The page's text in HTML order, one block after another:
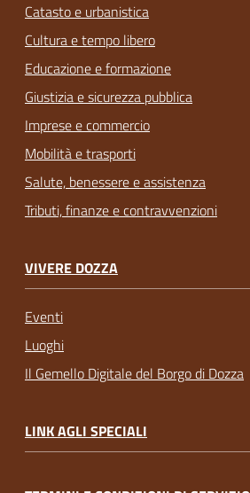
Catasto e urbanistica
Cultura e tempo libero
Educazione e formazione
Giustizia e sicurezza pubblica
Imprese e commercio
Mobilità e trasporti
Salute, benessere e assistenza
Tributi, finanze e contravvenzioni
VIVERE DOZZA
Eventi
Luoghi
Il Gemello Digitale del Borgo di Dozza
LINK AGLI SPECIALI